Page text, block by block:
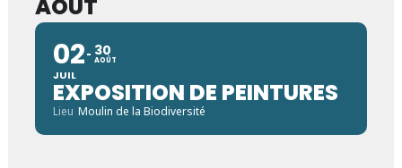
AOÛT
02
JUIL
30
AOÛT
EXPOSITION DE PEINTURES
Lieu Moulin de la Biodiversité